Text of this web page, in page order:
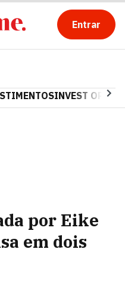
Entrar
INVEST OPINA
por Eike
em dois